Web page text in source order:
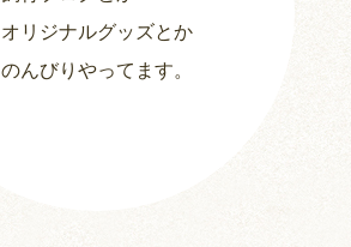
オリジナルグッズとか
のんびりやってます。